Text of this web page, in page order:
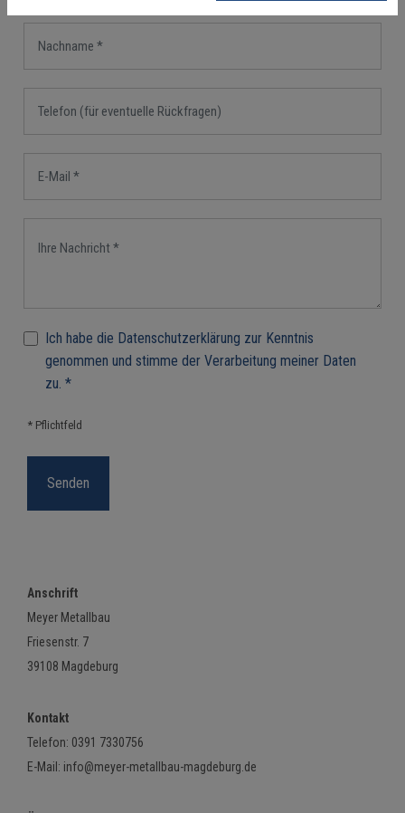
Ich habe die Datenschutzerklärung zur Kenntnis
genommen und stimme der Verarbeitung meiner Daten
zu. *
* Pflichtfeld
Anschrift
Meyer Metallbau
Friesenstr. 7
39108 Magdeburg
Kontakt
Telefon: 0391 7330756
E-Mail: info@meyer-metallbau-magdeburg.de